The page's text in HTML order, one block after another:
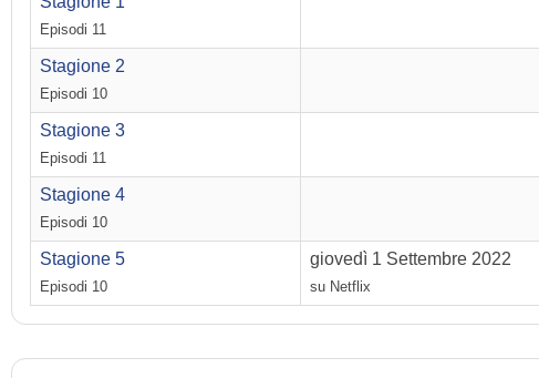
Episodi 11
Stagione 2
Episodi 10
Stagione 3
Episodi 11
Stagione 4
Episodi 10
Stagione 5
Episodi 10
giovedì 1 Settembre 2022
su Netflix